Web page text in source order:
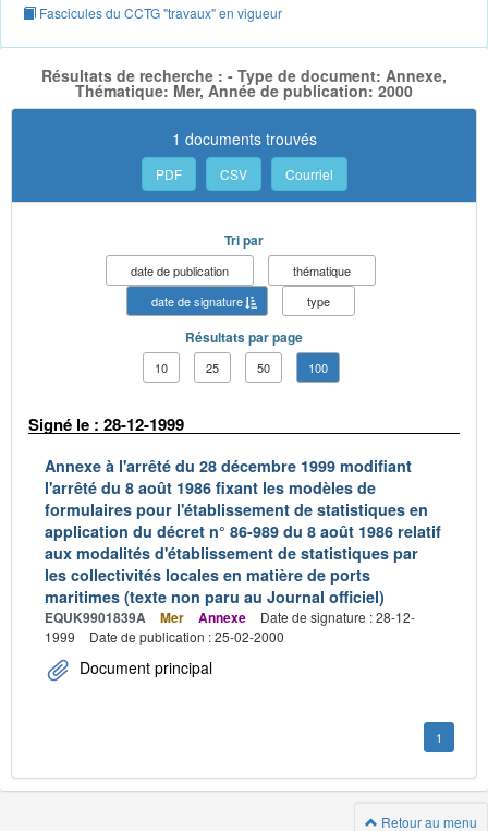
Fascicules du CCTG "travaux" en vigueur
Résultats de recherche : - Type de document: Annexe,
Thématique: Mer, Année de publication: 2000
1 documents trouvés
PDF CSV Courriel
Tri par
date de publication
thématique
date de signature
type
Résultats par page
10 25 50 100
Signé le : 28-12-1999
Annexe à l'arrêté du 28 décembre 1999 modifiant
l'arrêté du 8 août 1986 fixant les modèles de
formulaires pour l'établissement de statistiques en
application du décret n° 86-989 du 8 août 1986 relatif
aux modalités d'établissement de statistiques par
les collectivités locales en matière de ports
maritimes (texte non paru au Journal officiel)
EQUK9901839A Mer Annexe
Date de signature : 28-12-
1999
Date de publication : 25-02-2000
Document principal
1
Retour au menu